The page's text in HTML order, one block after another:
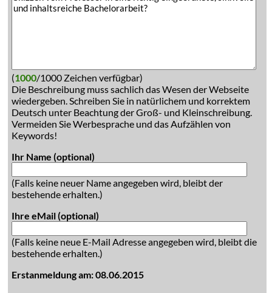
(1000/1000 Zeichen verfügbar)
Die Beschreibung muss sachlich das Wesen der Webseite
wiedergeben. Schreiben Sie in natürlichem und korrektem
Deutsch unter Beachtung der Groß- und Kleinschreibung.
Vermeiden Sie Werbesprache und das Aufzählen von
Keywords!
Ihr Name (optional)
(Falls keine neuer Name angegeben wird, bleibt der
bestehende erhalten.)
Ihre eMail (optional)
(Falls keine neue E-Mail Adresse angegeben wird, bleibt die
bestehende erhalten.)
Erstanmeldung am: 08.06.2015